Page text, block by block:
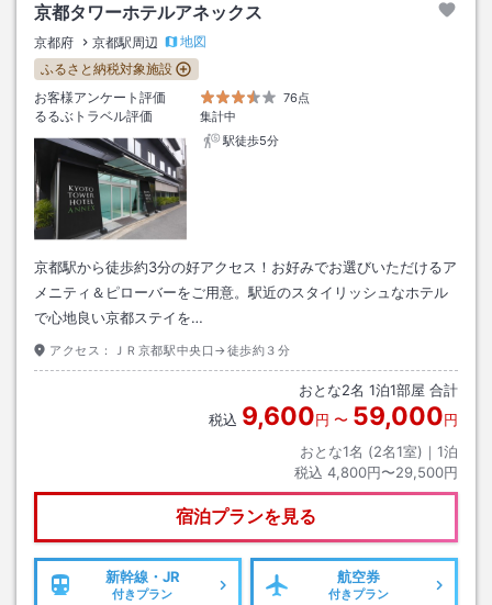
京都タワーホテルアネックス
京都府 京都駅周辺
地図
ふるさと納税対象施設
お客様アンケート評価
76点
るるぶトラベル評価
集計中
駅徒歩5分
京都駅から徒歩約3分の好アクセス！お好みでお選びいただけるア
メニティ＆ピローバーをご用意。駅近のスタイリッシュなホテル
で心地良い京都ステイを…
アクセス： ＪＲ京都駅中央口→徒歩約３分
おとな2名 1泊1部屋 合計
税込 9,600円 〜 59,000円
おとな1名 (2名1室)｜ 1泊
税込 4,800円〜29,500円
宿泊プランを見る
新幹線・JR
付きプラン
航空券
付きプラン